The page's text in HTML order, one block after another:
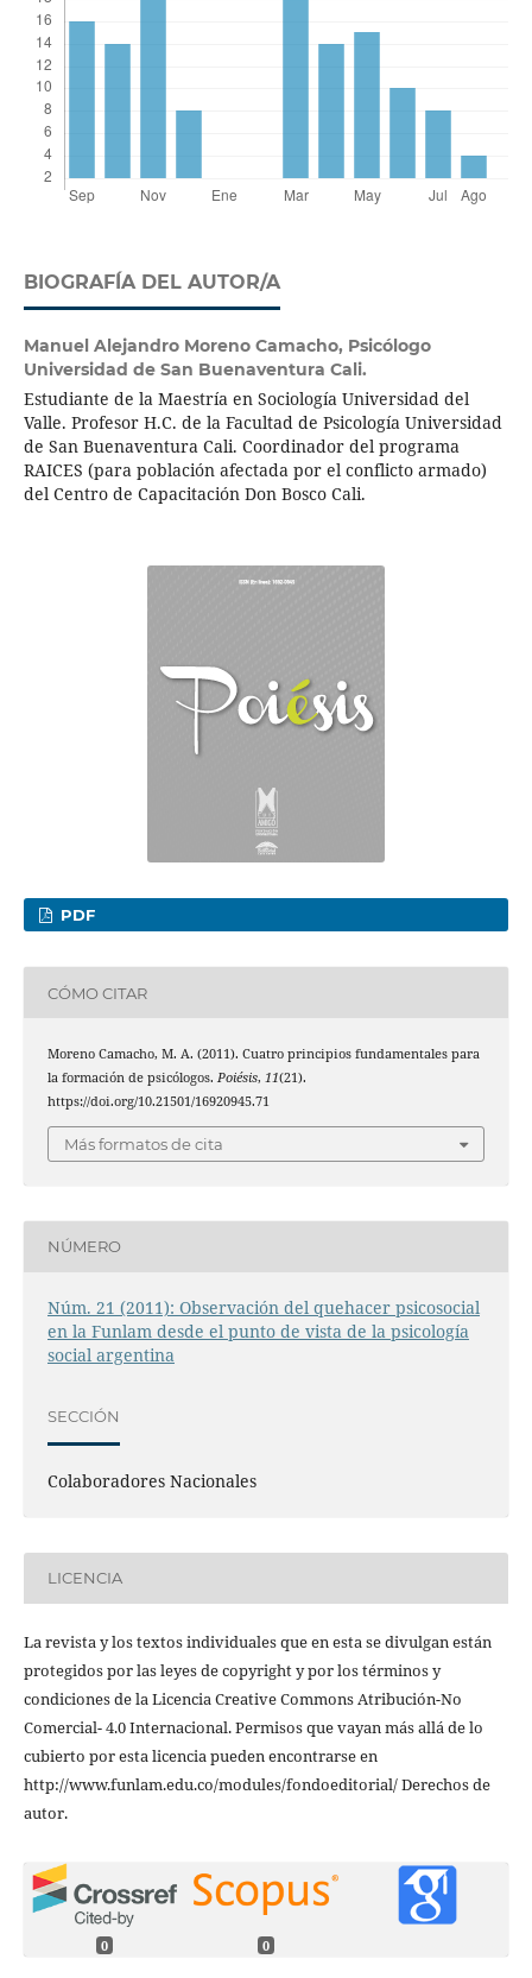
BIOGRAFÍA DEL AUTOR/A
Manuel Alejandro Moreno Camacho, Psicólogo
Universidad de San Buenaventura Cali.
Estudiante de la Maestría en Sociología Universidad del
Valle. Profesor H.C. de la Facultad de Psicología Universidad
de San Buenaventura Cali. Coordinador del programa
RAICES (para población afectada por el conflicto armado)
del Centro de Capacitación Don Bosco Cali.
PDF
CÓMO CITAR
Moreno Camacho, M. A. (2011). Cuatro principios fundamentales para
la formación de psicólogos. Poiésis, 11(21).
https://doi.org/10.21501/16920945.71
Más formatos de cita
NÚMERO
Núm. 21 (2011): Observación del quehacer psicosocial
en la Funlam desde el punto de vista de la psicología
social argentina
SECCIÓN
Colaboradores Nacionales
LICENCIA
La revista y los textos individuales que en esta se divulgan están
protegidos por las leyes de copyright y por los términos y
condiciones de la Licencia Creative Commons Atribución-No
Comercial- 4.0 Internacional. Permisos que vayan más allá de lo
cubierto por esta licencia pueden encontrarse en
http://www.funlam.edu.co/modules/fondoeditorial/ Derechos de
autor.
0 0